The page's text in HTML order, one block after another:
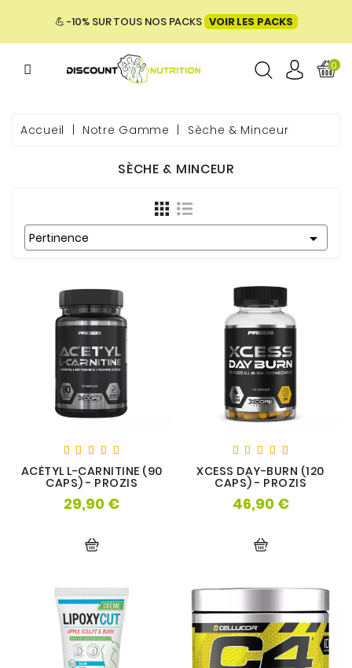
💪 -10% SUR TOUS NOS PACKS VOIR LES PACKS
0
Accueil Notre Gamme Sèche & Minceur
SÈCHE & MINCEUR
Pertinence 
ACÉTYL L-CARNITINE (90
CAPS) - PROZIS
29,90 €Prix
XCESS DAY-BURN (120
CAPS) - PROZIS
46,90 €Prix